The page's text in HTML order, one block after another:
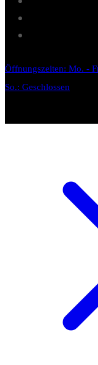
Öffnungszeiten: Mo. -
So.: Geschlossen